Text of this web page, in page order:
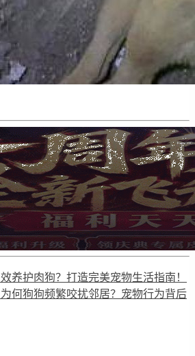
养护肉狗？打造完美宠物生活指南！
何狗狗频繁咬扰邻居？宠物行为背后